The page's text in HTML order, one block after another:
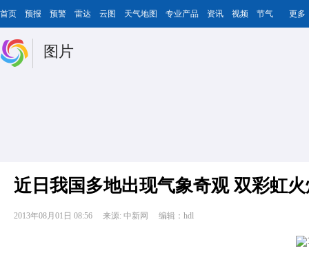
首页 预报 预警 雷达 云图 天气地图 专业产品 资讯 视频 节气 更多
图片
近日我国多地出现气象奇观 双彩虹
2013年08月01日 08:56 来源: 中新网 编辑：hdl